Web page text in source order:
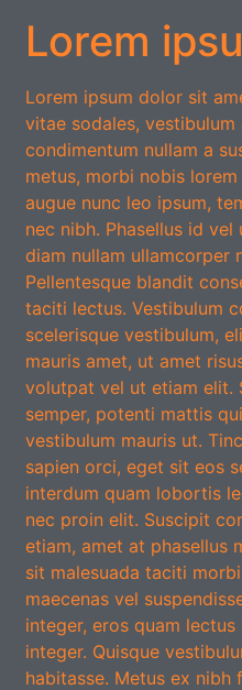
Lorem
Lorem ipsum dolor sit
vitae sodales,
condimentum nullam a
metus, morbi nobis
augue nunc leo ipsum,
nec nibh. Phasellus id
diam nullam ullamcorper
Pellentesque blandit
taciti lectus. Vestibulum
scelerisque vestibulum,
mauris amet, ut amet
volutpat vel ut etiam elit.
semper, potenti mattis
vestibulum mauris ut.
sapien orci, eget sit eos
interdum quam lobortis
nec proin elit. Suscipit
etiam, amet at phasellus
sit malesuada taciti
maecenas vel
integer, eros quam
integer. Quisque
habitasse. Metus ex